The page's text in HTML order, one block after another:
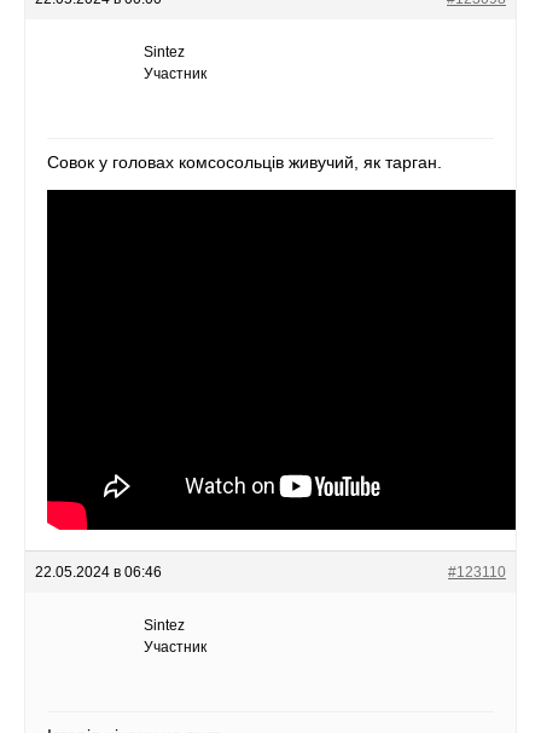
Sintez
Участник
Совок у головах комсосольців живучий, як тарган.
22.05.2024 в 06:46 #123110
Sintez
Участник